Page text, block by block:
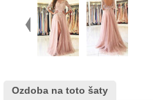
Ozdoba na toto šaty